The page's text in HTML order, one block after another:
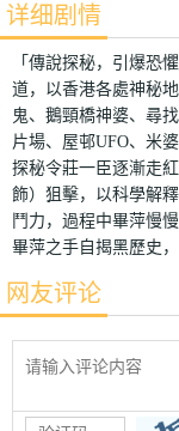
详细剧情
「傳說探秘，引爆恐
道，以香港各處神秘
鬼、鵝頸橋神婆、尋
片場、屋邨UFO、米
探秘令莊一臣逐漸走
飾）狙擊，以科學解
鬥力，過程中畢萍慢
畢萍之手自揭黑歷史
网友评论